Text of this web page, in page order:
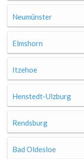
Neumünster
Elmshorn
Itzehoe
Henstedt-Ulzburg
Rendsburg
Bad Oldesloe